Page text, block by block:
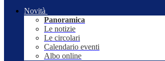
Novità
Panoramica
Le notizie
Le circolari
Calendario eventi
Albo online